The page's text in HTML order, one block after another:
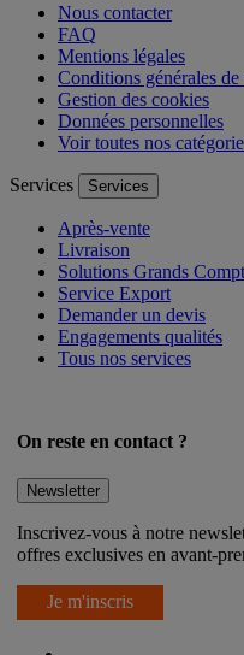
Nous contacter
FAQ
Mentions légales
Conditions générales de
Gestion des cookies
Données personnelles
Voir toutes nos
Services Services
Après-vente
Livraison
Solutions Grands
Service Export
Demander un devis
Engagements qualités
Tous nos services
On reste en contact ?
Newsletter
Inscrivez-vous à notre
offres exclusives en avant-
Je m'inscris